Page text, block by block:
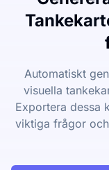
Automatiskt
visuella
Exportera dessa
viktiga frågor